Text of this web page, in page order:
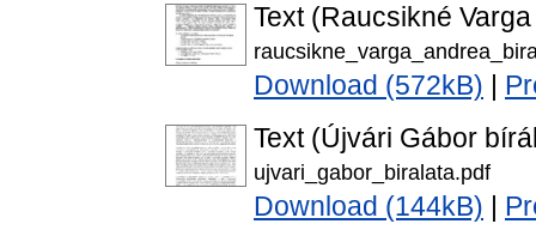
Text (Raucsikné
Download (572kB)
Text (Újvári Gábor
ujvari_gabor_biralata.pdf
Download (144kB)